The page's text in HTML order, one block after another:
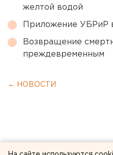
желтой водой
Приложение УБРиР
Возвращение
преждевременным
← НОВОСТИ